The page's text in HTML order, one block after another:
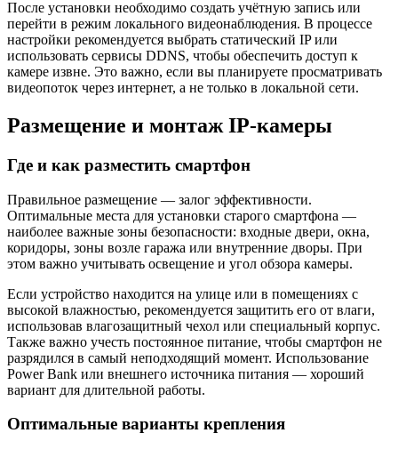
После установки необходимо создать учётную запись или
перейти в режим локального видеонаблюдения. В процессе
настройки рекомендуется выбрать статический IP или
использовать сервисы DDNS, чтобы обеспечить доступ к
камере извне. Это важно, если вы планируете просматривать
видеопоток через интернет, а не только в локальной сети.
Размещение и монтаж IP‑камеры
Где и как разместить смартфон
Правильное размещение — залог эффективности.
Оптимальные места для установки старого смартфона —
наиболее важные зоны безопасности: входные двери, окна,
коридоры, зоны возле гаража или внутренние дворы. При
этом важно учитывать освещение и угол обзора камеры.
Если устройство находится на улице или в помещениях с
высокой влажностью, рекомендуется защитить его от влаги,
использовав влагозащитный чехол или специальный корпус.
Также важно учесть постоянное питание, чтобы смартфон не
разрядился в самый неподходящий момент. Использование
Power Bank или внешнего источника питания — хороший
вариант для длительной работы.
Оптимальные варианты крепления